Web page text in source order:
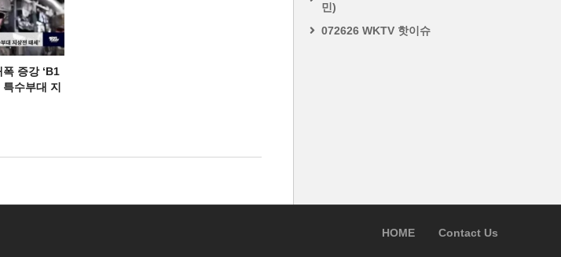
증강 ‘B1
수부대 지
민)
072626 WKTV 핫이슈
HOME Contact Us